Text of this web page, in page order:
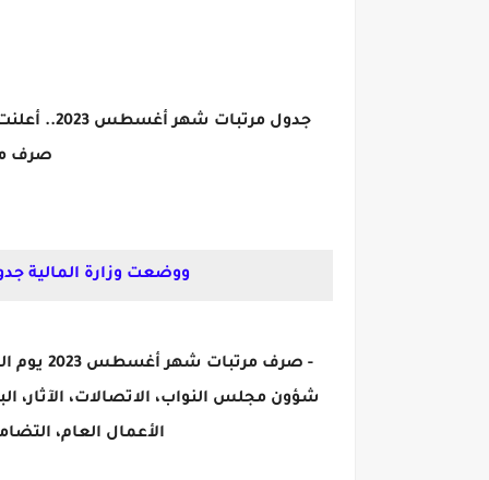
صرف
ووضعت وزارة المالية جدول صرف مرتبات شهر
شؤون مجلس النواب، الاتصالات، الآثار،
الأعمال العام،